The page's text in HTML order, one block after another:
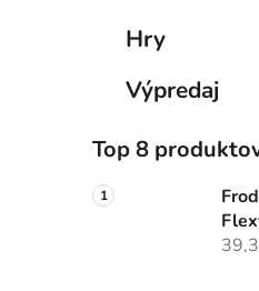
e
l
Hry
Výpredaj
Top 8